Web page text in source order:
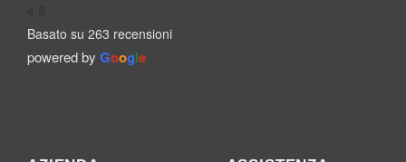
Basato su 263 recensioni
powered by Google